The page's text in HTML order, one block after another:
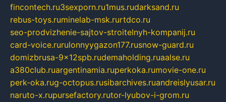
fincontech.ru3sexporn.ru1mus.rudarksand.ru
rebus-toys.ruminelab-msk.rurtdco.ru
seo-prodvizhenie-sajtov-stroitelnyh-kompanij.ru
card-voice.rurulonnyygazon177.rusnow-guard.ru
domizbrusa-9x12spb.rudemaholding.ruaalse.ru
a380club.ruargentinamia.ruperkoka.rumovie-one.ru
perk-oka.rug-octopus.rusibarchives.ruandreislyusar.ru
naruto-x.rupursefactory.rutor-lyubov-i-grom.ru